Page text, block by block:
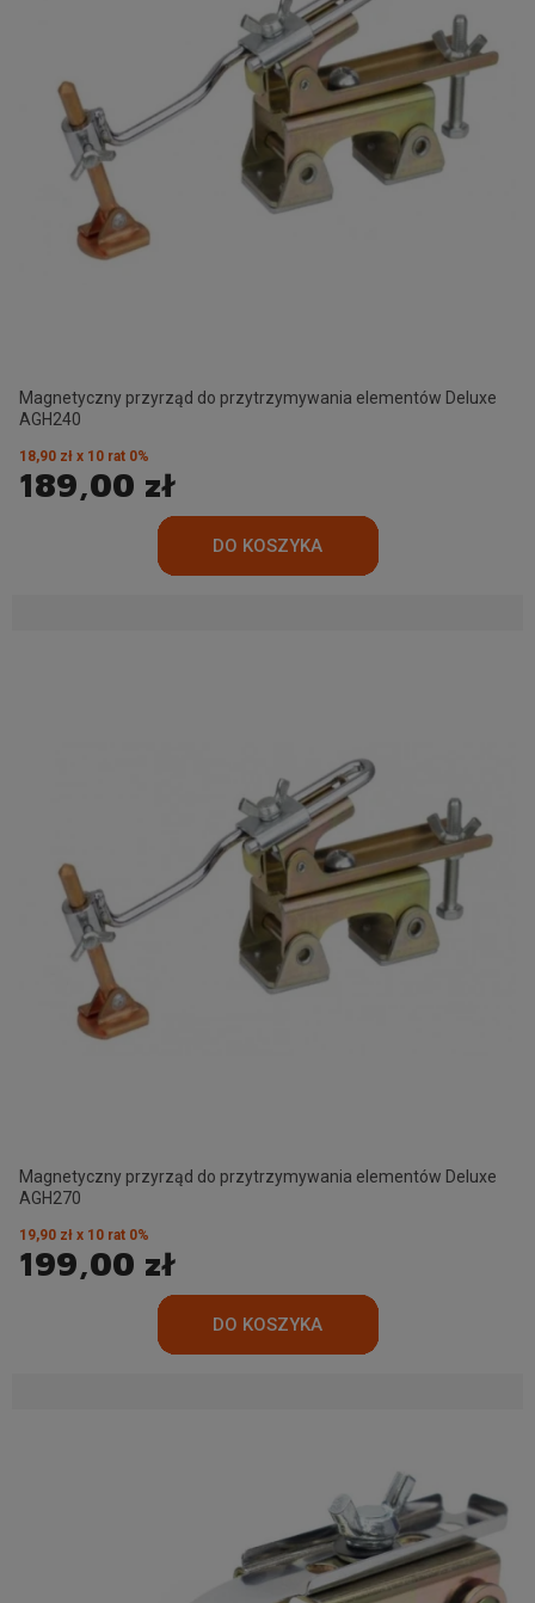
Magnetyczny przyrząd do przytrzymywania elementów Deluxe
AGH240
189,00 zł
18,90 zł x 10 rat 0%
Magnetyczny przyrząd do przytrzymywania elementów Deluxe
AGH270
199,00 zł
19,90 zł x 10 rat 0%